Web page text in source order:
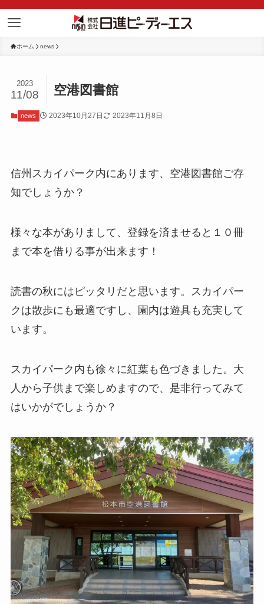
ホーム news
空港図書館
2023
11/08
news 2023年10月27日 2023年11月8日
信州スカイパーク内にあります、空港図書館ご存
知でしょうか？
様々な本がありまして、登録を済ませると１０冊
まで本を借りる事が出来ます！
読書の秋にはピッタリだと思います。スカイパー
クは散歩にも最適ですし、園内は遊具も充実して
います。
スカイパーク内も徐々に紅葉も色づきました。大
人から子供まで楽しめますので、是非行ってみて
はいかがでしょうか？